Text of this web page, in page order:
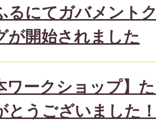
るにてガバメント
が開始されました
ワークショップ】
とうございました